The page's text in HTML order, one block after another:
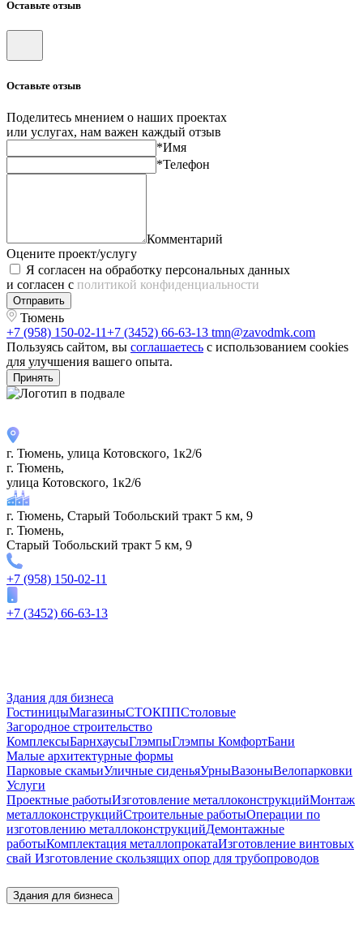
Оставьте отзыв
Оставьте отзыв
Поделитесь мнением о наших проектах
или услугах, нам важен каждый отзыв
*Имя
*Телефон
Комментарий
Оцените проект/услугу
Я согласен на обработку персональных данных
и согласен с политикой конфиденциальности
Отправить
Тюмень
+7 (958) 150-02-11+7 (3452) 66-63-13 tmn@zavodmk.com
Пользуясь сайтом, вы соглашаетесь с использованием cookies
для улучшения вашего опыта.
Принять
г. Тюмень, улица Котовского, 1к2/6
г. Тюмень,
улица Котовского, 1к2/6
г. Тюмень, Старый Тобольский тракт 5 км, 9
г. Тюмень,
Старый Тобольский тракт 5 км, 9
+7 (958) 150-02-11
+7 (3452) 66-63-13
Здания для бизнеса
ГостиницыМагазиныСТОКППСтоловые
Загородное строительство
КомплексыБарнхаусыГлэмпыГлэмпы КомфортБани
Малые архитектурные формы
Парковые скамьиУличные сиденьяУрныВазоныВелопарковки
Услуги
Проектные работыИзготовление металлоконструкцийМонтаж
металлоконструкцийСтроительные работыОперации по
изготовлению металлоконструкцийДемонтажные
работыКомплектация металлопрокатаИзготовление винтовых
свай Изготовление скользящих опор для трубопроводов
Здания для бизнеса